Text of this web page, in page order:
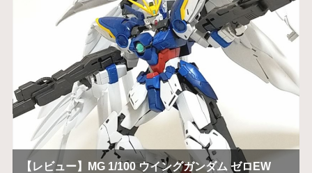
【レビュー】MG 1/100 ウイングガンダム ゼロEW